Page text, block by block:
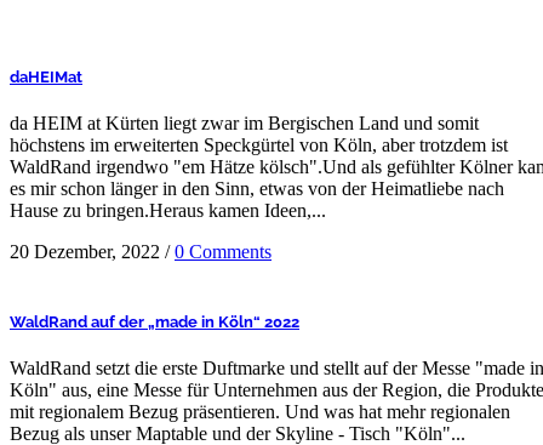
daHEIMat
da HEIM at Kürten liegt zwar im Bergischen Land und somit
höchstens im erweiterten Speckgürtel von Köln, aber trotzdem ist
WaldRand irgendwo "em Hätze kölsch".Und als gefühlter Kölner
es mir schon länger in den Sinn, etwas von der Heimatliebe nach
Hause zu bringen.Heraus kamen Ideen,...
20 Dezember, 2022 /0 Comments
WaldRand auf der „made in Köln“ 2022
WaldRand setzt die erste Duftmarke und stellt auf der Messe "made in
Köln" aus, eine Messe für Unternehmen aus der Region, die Produkte
mit regionalem Bezug präsentieren. Und was hat mehr regionalen
Bezug als unser Maptable und der Skyline - Tisch "Köln"...